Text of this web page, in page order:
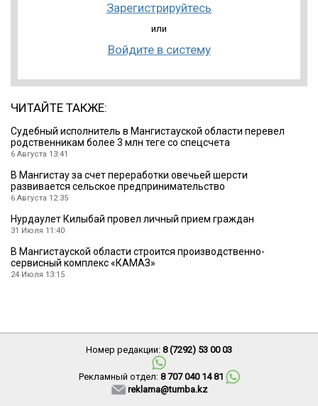
Зарегистрируйтесь
или
Войдите в систему
ЧИТАЙТЕ ТАКЖЕ:
Судебный исполнитель в Мангистауской области перевел
родственникам более 3 млн теңге со спецсчета
6 Августа 13:41
В Мангистау за счет переработки овечьей шерсти
развивается сельское предпринимательство
6 Августа 12:35
Нурдаулет Килыбай провел личный прием граждан
31 Июля 11:40
В Мангистауской области строится производственно-
сервисный комплекс «КАМАЗ»
24 Июля 13:15
Номер редакции: 8 (7292) 53 00 03
Рекламный отдел: 8 707 040 14 81
reklama@tumba.kz